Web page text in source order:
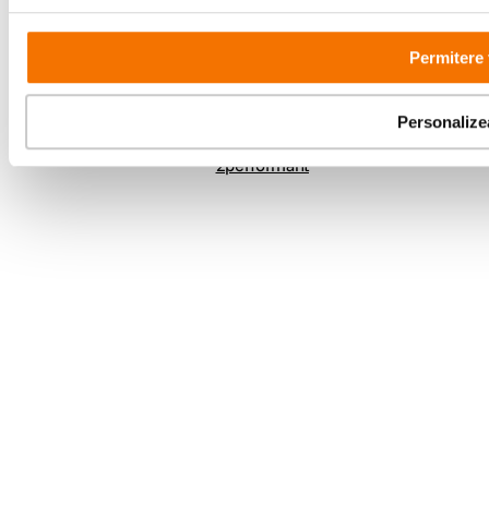
Permitere
Parteneri tehnologie: